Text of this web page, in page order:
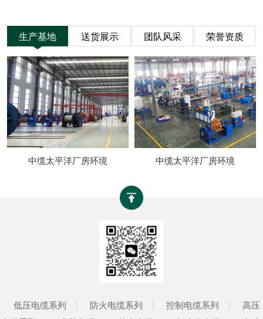
生产基地 送货展示 团队风采 荣誉资质
中缆太平洋厂房环境 中缆太平洋厂房环境
低压电缆系列 防火电缆系列 控制电缆系列
高压